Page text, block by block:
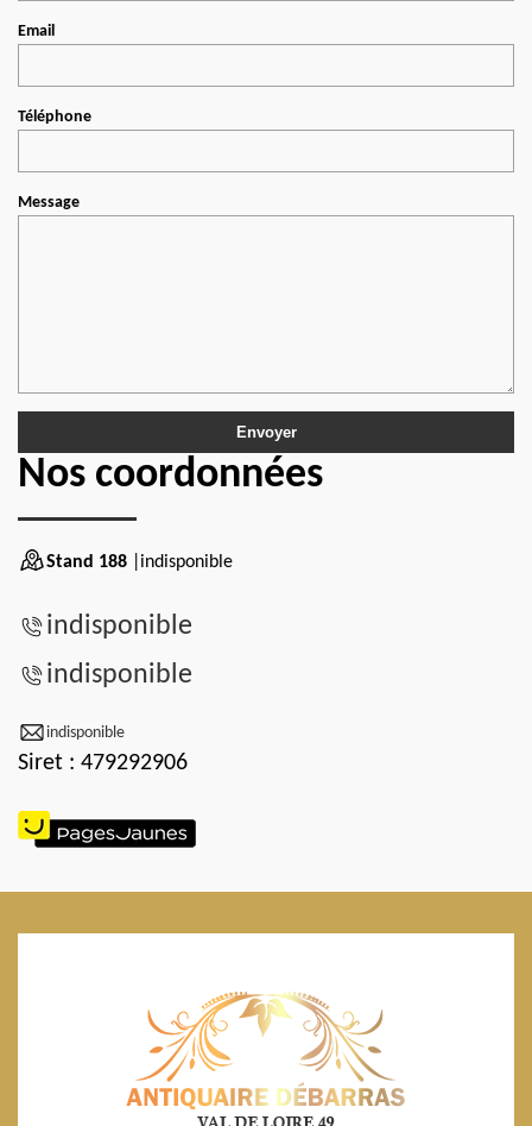
Email
Téléphone
Message
Nos coordonnées
Stand 188 |indisponible
indisponible
indisponible
indisponible
Siret : 479292906